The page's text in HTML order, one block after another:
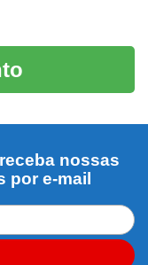
nossas
por e-mail